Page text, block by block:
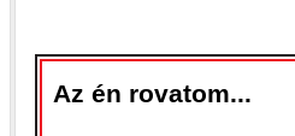
Az én rovatom...